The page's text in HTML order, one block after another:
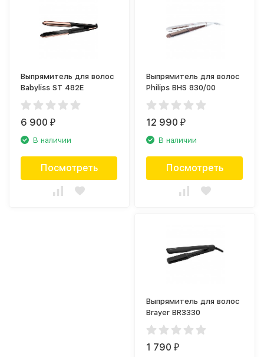
Выпрямитель для волос
Babyliss ST 482E
6 900₽
В наличии
Посмотреть
Выпрямитель для волос
Philips BHS 830/00
12 990₽
В наличии
Посмотреть
Выпрямитель для волос
Brayer BR3330
1 790₽